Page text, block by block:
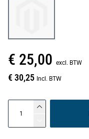
€ 25,00 excl. BTW
€ 30,25 Incl. BTW